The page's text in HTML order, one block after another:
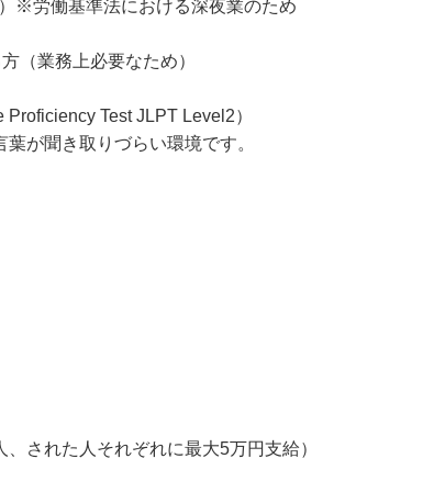
※労働基準法における深夜業のため
方（業務上必要なため）
が聞き取りづらい環境です。